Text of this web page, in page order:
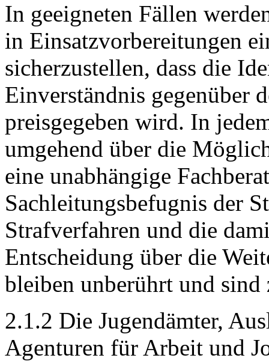
In geeigneten Fällen
in Einsatzvorbereitungen
sicherzustellen, dass die
Einverständnis gegenüber
preisgegeben wird. In
umgehend über die
eine unabhängige
Sachleitungsbefugnis der
Strafverfahren und die
Entscheidung über die
bleiben unberührt und sind
2.1.2 Die Jugendämter,
Agenturen für Arbeit und